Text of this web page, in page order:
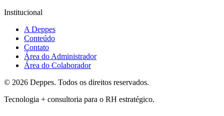
Institucional
A Deppes
Conteúdo
Contato
Área do Administrador
Área do Colaborador
© 2026 Deppes. Todos os direitos reservados.
Tecnologia + consultoria para o RH estratégico.